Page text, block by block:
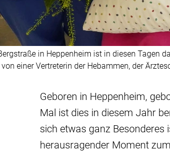
in Heppenheim ist in diesen Tagen
einer Vertreterin der Hebammen, der
Geboren in Heppenheim,
Mal ist dies in diesem Jahr
sich etwas ganz Besonderes
herausragender Moment